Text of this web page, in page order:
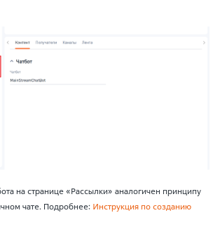
на странице «Рассылки» аналогичен принципу
чате. Подробнее: Инструкция по созданию